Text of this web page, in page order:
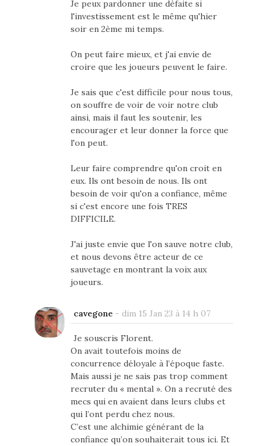
Je peux pardonner une défaite si
l'investissement est le même qu'hier
soir en 2ème mi temps.
On peut faire mieux, et j'ai envie de
croire que les joueurs peuvent le faire.
Je sais que c'est difficile pour nous tous,
on souffre de voir de voir notre club
ainsi, mais il faut les soutenir, les
encourager et leur donner la force que
l'on peut.
Leur faire comprendre qu'on croit en
eux. Ils ont besoin de nous. Ils ont
besoin de voir qu'on a confiance, même
si c'est encore une fois TRES
DIFFICILE.
J'ai juste envie que l'on sauve notre club,
et nous devons être acteur de ce
sauvetage en montrant la voix aux
joueurs.
cavegone- dim 15 Jan 23 à 14 h 07
Je souscris Florent.
On avait toutefois moins de
concurrence déloyale à l’époque faste.
Mais aussi je ne sais pas trop comment
recruter du « mental ». On a recruté des
mecs qui en avaient dans leurs clubs et
qui l’ont perdu chez nous.
C’est une alchimie générant de la
confiance qu’on souhaiterait tous ici. Et